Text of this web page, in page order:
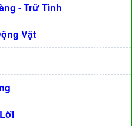
- Trữ Tình
Vật